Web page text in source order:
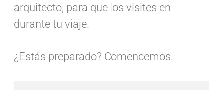
arquitecto, para que los visites en
durante tu viaje.
¿Estás preparado? Comencemos.